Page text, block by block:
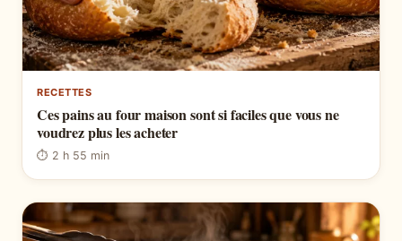
RECETTES
Ces pains au four maison sont si faciles que vous ne
voudrez plus les acheter
⏱ 2 h 55 min